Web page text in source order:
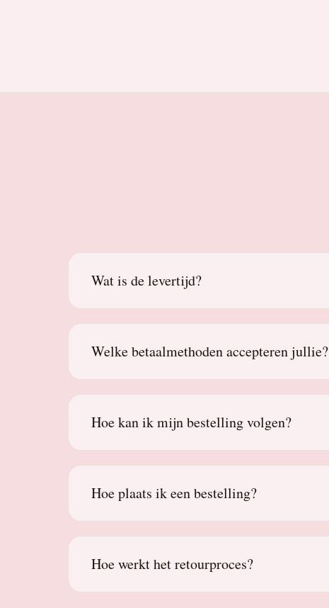
Wat is de levertijd?
Welke betaalmethoden accepteren jullie?
Hoe kan ik mijn bestelling volgen?
Hoe plaats ik een bestelling?
Hoe werkt het retourproces?